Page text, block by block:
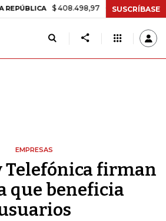
$ 408.498,97 +$ 8.753,81 +2,19%
SUSCRÍBASE
EMPRESAS
Telefónica firman
que beneficia